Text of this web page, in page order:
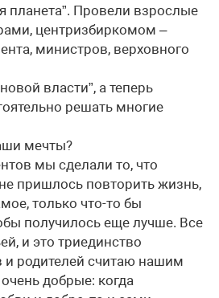
планета”. Провели взрослые
центризбиркомом –
министров, верховного
власти”, а теперь
решать многие
мечты?
мы сделали то, что
пришлось повторить жизнь,
только что-то бы
получилось еще лучше. Все
и это триединство
и родителей считаю нашим
добрые: когда